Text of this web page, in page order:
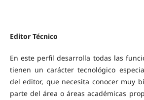
Editor Técnico
En este perfil desarrolla todas las
tienen un carácter tecnológico
del editor, que necesita conocer muy
parte del área o áreas académicas